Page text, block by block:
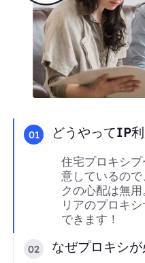
01 どうやってIP
住宅プロキシ
意しているの
クの心配は無
リアのプロキ
できます！
02 なぜプロキシが